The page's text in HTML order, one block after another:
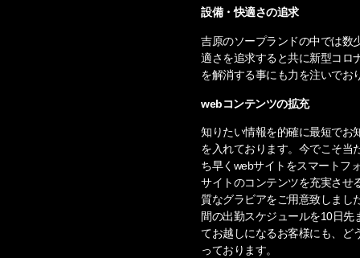
設備・快適さの追求
吉原のソープランドの中では数
適さを追求すると共に新型コロ
を解消する事にも力を注いでお
webコンテンツの拡充
知りたい情報を的確に最短でお
を入れております。今でこそ当
ち早くwebサイトをスマートフ
サイトのコンテンツを充実させ
質なグラビアをご用意致しまし
間の出勤スケジュールを10日先
てお越しになるお客様にも、ど
っております。